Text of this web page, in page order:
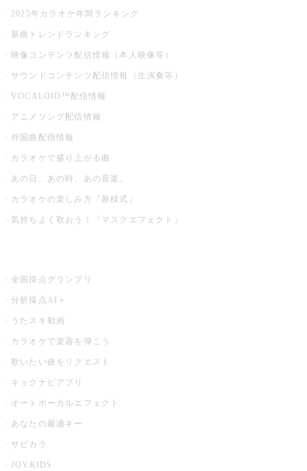
2025年カラオケ年間ランキング
新曲トレンドランキング
映像コンテンツ配信情報（本人映像等）
サウンドコンテンツ配信情報（生演奏等）
VOCALOID™配信情報
アニメソング配信情報
外国曲配信情報
カラオケで盛り上がる曲
あの日、あの時、あの音楽。
カラオケの楽しみ方『新様式』
気持ちよく歌おう！『マスクエフェクト』
全国採点グランプリ
分析採点AI＋
うたスキ動画
カラオケで楽器を弾こう
歌いたい曲をリクエスト
キョクナビアプリ
オートボーカルエフェクト
あなたの最適キー
サビカラ
JOYKIDS